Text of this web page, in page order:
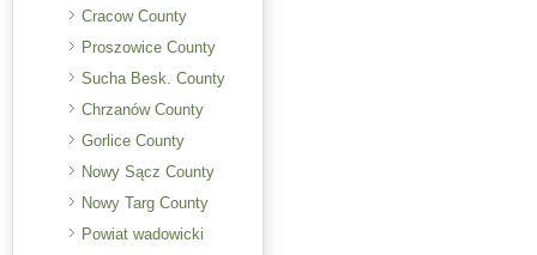
Cracow County
Proszowice County
Sucha Besk. County
Chrzanów County
Gorlice County
Nowy Sącz County
Nowy Targ County
Powiat wadowicki